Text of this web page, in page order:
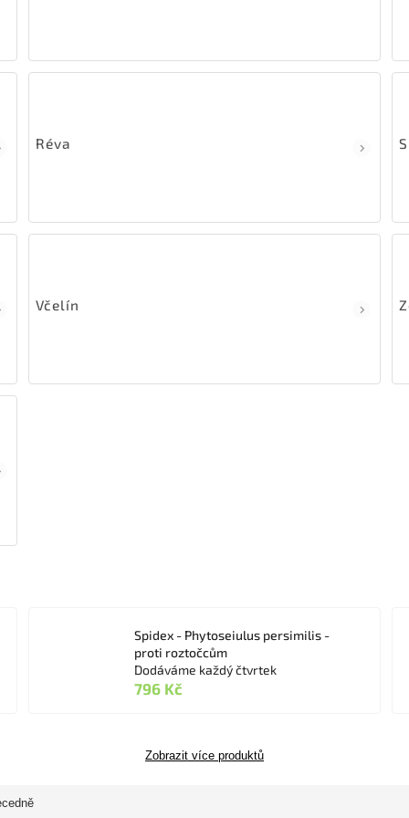
Réva
Včelín
Spidex - Phytoseiulus persimilis -
proti roztočcům
Dodáváme každý čtvrtek
796 Kč
Zobrazit více produktů